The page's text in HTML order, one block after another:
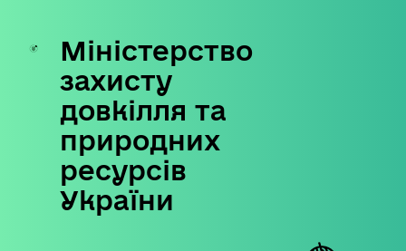
Skip
content
Міністерство
захисту
довкілля та
природних
ресурсів
України